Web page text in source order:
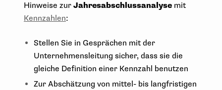
Hinweise zur Jahresabschlussanalyse mit
Kennzahlen:
Stellen Sie in Gesprächen mit der
Unternehmensleitung sicher, dass sie die
gleiche Definition einer Kennzahl benutzen
Zur Abschätzung von mittel- bis langfristigen